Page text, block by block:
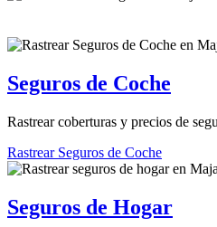
Seguros de Coche
Rastrear coberturas y precios de
Rastrear Seguros de Coche
Seguros de Hogar